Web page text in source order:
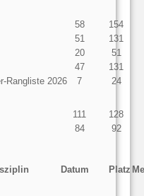
58
154
51
131
20
51
47
131
Rangliste 2026
7 24
111
128
84 92
Datum Platz